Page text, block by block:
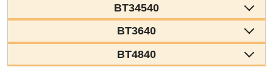
BT34540
BT3640
BT4840